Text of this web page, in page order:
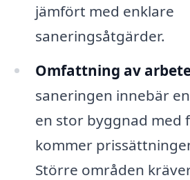
jämfört med enklare
saneringsåtgärder.
Omfattning av
saneringen innebär
en stor byggnad med
kommer
Större områden